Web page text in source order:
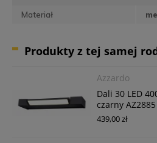
Materiał
Produkty z tej samej
Azzardo
Dali 30 LED
czarny AZ2885
439,00 zł